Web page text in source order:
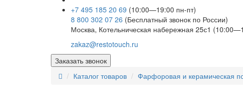
+7 495 185 20 69 (10:00—19:00 пн-пт)
8 800 302 07 26 (Бесплатный звонок по России)
Москва, Котельническая набережная 25с1
zakaz@restotouch.ru
Заказать звонок
Каталог товаров
Фарфоровая и керамическая